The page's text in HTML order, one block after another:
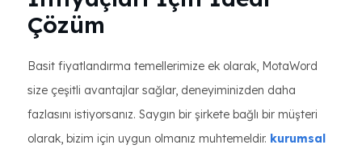
Çözüm
Basit fiyatlandırma temellerimize ek olarak, MotaWord
size çeşitli avantajlar sağlar, deneyiminizden daha
fazlasını istiyorsanız. Saygın bir şirkete bağlı bir müşteri
olarak, bizim için uygun olmanız muhtemeldir. kurumsal